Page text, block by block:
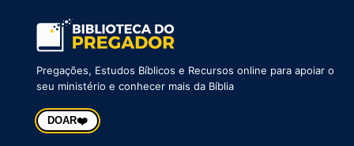
Pregações, Estudos Bíblicos e Recursos online para apoiar o
seu ministério e conhecer mais da Bíblia
DOAR❤️